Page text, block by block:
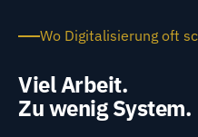
Wo Digitalisierung oft
Viel Arbeit.
Zu wenig System.